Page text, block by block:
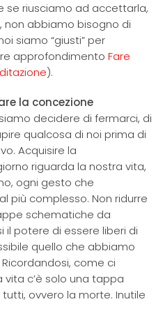
se riusciamo ad accettarla,
abbiamo bisogno di
siamo “giusti” per
approfondimento Fare
).
la concezione
decidere di fermarci, di
qualcosa di noi prima di
Acquisire la
riguarda la nostra vita,
ogni gesto che
più complesso. Non ridurre
schematiche da
il potere di essere liberi di
quello che abbiamo
come ci
vita c’è solo una tappa
ovvero la morte. Inutile